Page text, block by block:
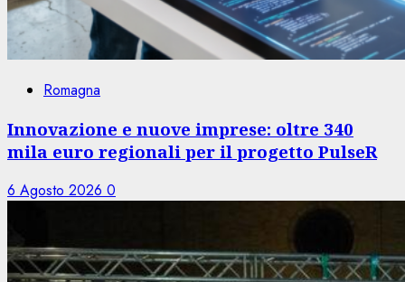
Romagna
Innovazione e nuove imprese: oltre 340
mila euro regionali per il progetto PulseR
6 Agosto 2026 0